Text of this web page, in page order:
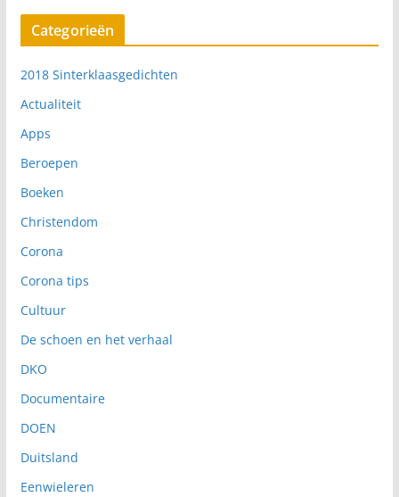
Categorieën
2018 Sinterklaasgedichten
Actualiteit
Apps
Beroepen
Boeken
Christendom
Corona
Corona tips
Cultuur
De schoen en het verhaal
DKO
Documentaire
DOEN
Duitsland
Eenwieleren